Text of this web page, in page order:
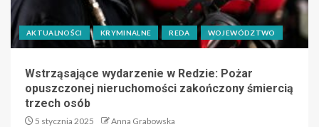
AKTUALNOŚCI KRYMINALNE REDA WOJEWÓDZTWO
Wstrząsające wydarzenie w Redzie: Pożar
opuszczonej nieruchomości zakończony śmiercią
trzech osób
5 stycznia 2025 Anna Grabowska